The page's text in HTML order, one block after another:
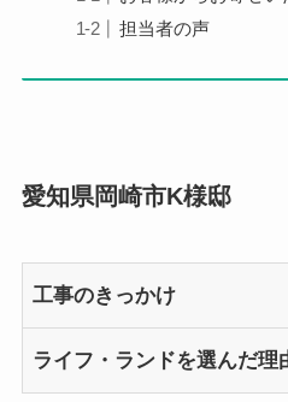
担当者の声
愛知県岡崎市K様邸
工事のきっかけ
ライフ・ランドを選んだ理